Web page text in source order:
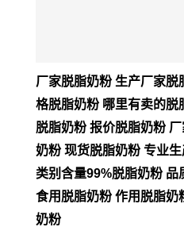
厂家脱脂奶粉 生产厂家
格脱脂奶粉 哪里有卖的脱
脱脂奶粉 报价脱脂奶粉
奶粉 现货脱脂奶粉 专业
类别含量99%脱脂奶粉 品
食用脱脂奶粉 作用脱脂奶
奶粉